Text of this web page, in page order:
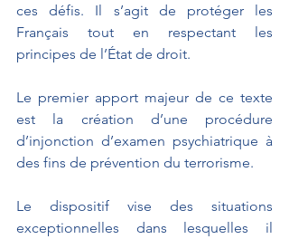
ces défis. Il s’agit de protéger les
Français tout en respectant les
principes de l’État de droit.
Le premier apport majeur de ce texte
est la création d’une procédure
d’injonction d’examen psychiatrique à
des fins de prévention du terrorisme.
Le dispositif vise des situations
exceptionnelles dans lesquelles il